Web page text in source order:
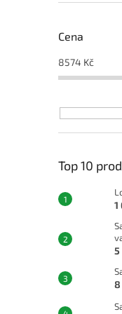
Cena
8574 Kč
Top 10
1
5
8